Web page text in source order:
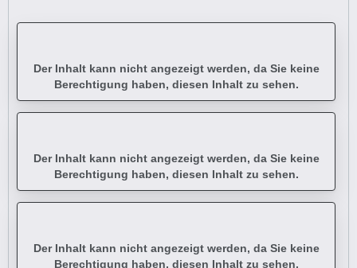
Der Inhalt kann nicht angezeigt werden, da Sie keine
Berechtigung haben, diesen Inhalt zu sehen.
Der Inhalt kann nicht angezeigt werden, da Sie keine
Berechtigung haben, diesen Inhalt zu sehen.
Der Inhalt kann nicht angezeigt werden, da Sie keine
Berechtigung haben, diesen Inhalt zu sehen.